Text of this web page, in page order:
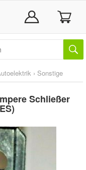
› Sonstige
Schließer